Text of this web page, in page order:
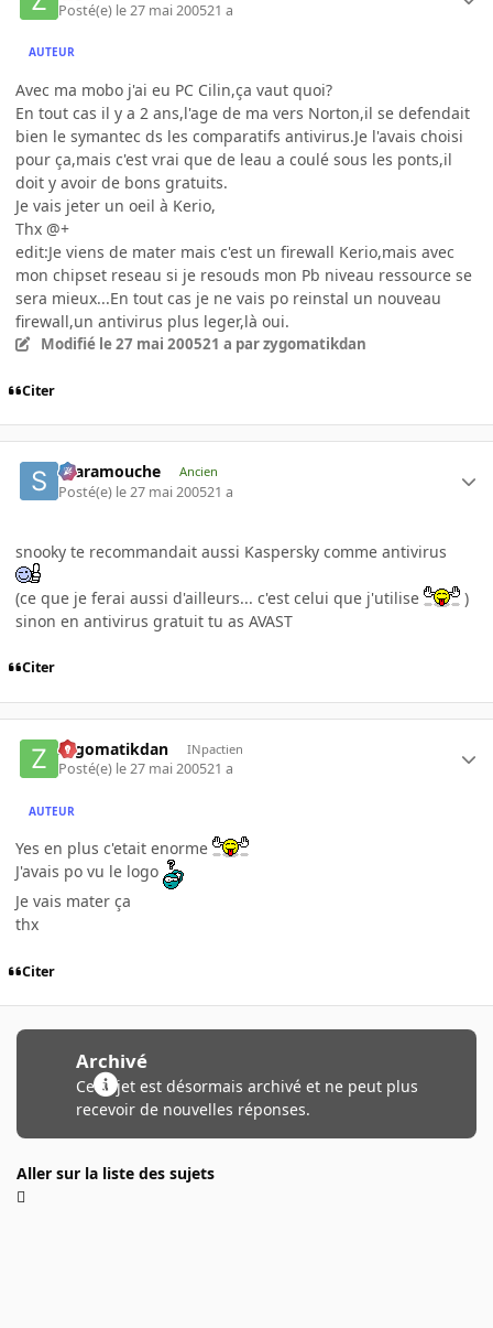
Posté(e) le 27 mai 200521 a
AUTEUR
Avec ma mobo j'ai eu PC Cilin,ça vaut quoi?
En tout cas il y a 2 ans,l'age de ma vers Norton,il se defendait
bien le symantec ds les comparatifs antivirus.Je l'avais choisi
pour ça,mais c'est vrai que de leau a coulé sous les ponts,il
doit y avoir de bons gratuits.
Je vais jeter un oeil à Kerio,
Thx @+
edit:Je viens de mater mais c'est un firewall Kerio,mais avec
mon chipset reseau si je resouds mon Pb niveau ressource se
sera mieux...En tout cas je ne vais po reinstal un nouveau
firewall,un antivirus plus leger,là oui.
Modifié le 27 mai 200521 a par zygomatikdan
Citer
Scaramouche Ancien
Posté(e) le 27 mai 200521 a
snooky te recommandait aussi Kaspersky comme antivirus
(ce que je ferai aussi d'ailleurs... c'est celui que j'utilise
)
sinon en antivirus gratuit tu as AVAST
Citer
zygomatikdan INpactien
Posté(e) le 27 mai 200521 a
AUTEUR
Yes en plus c'etait enorme
J'avais po vu le logo
Je vais mater ça
thx
Citer
Archivé
Ce sujet est désormais archivé et ne peut plus
recevoir de nouvelles réponses.
Aller sur la liste des sujets